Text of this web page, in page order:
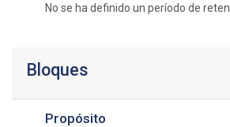
No se ha definido un período de
Bloques
Propósito